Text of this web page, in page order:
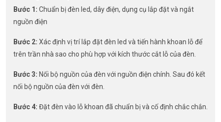
Bước 1: Chuẩn bị đèn led, dây điện, dụng cụ lắp đặt và ngắt
nguồn điện
Bước 2: Xác định vị trí lắp đặt đèn led và tiến hành khoan lỗ để
trên trần nhà sao cho phù hợp với kích thước cắt lỗ của đèn.
Bước 3: Nối bộ nguồn của đèn với nguồn điện chính. Sau đó kết
nối bộ nguồn của đèn với đèn.
Bước 4: Đặt đèn vào lỗ khoan đã chuẩn bị và cố định chắc chắn.